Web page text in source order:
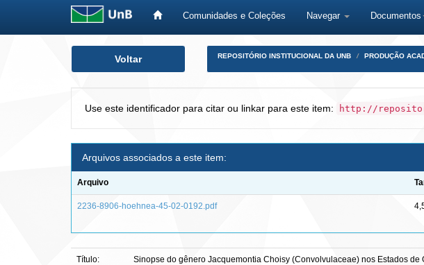
Comunidades e Coleções Navegar Documentos
Voltar REPOSITÓRIO INSTITUCIONAL DA UNB PRODUÇÃO
Use este identificador para citar ou linkar para este item: http://
Arquivos associados a este item:
Arquivo
2236-8906-hoehnea-45-02-0192.pdf
Título: Sinopse do gênero Jacquemontia Choisy (Convolvulaceae) nos Estados de